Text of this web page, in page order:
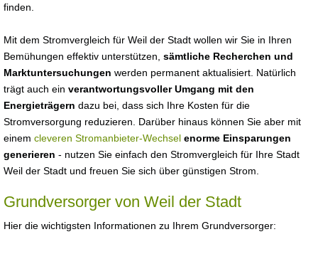
finden.
Mit dem Stromvergleich für Weil der Stadt wollen wir Sie in Ihren
Bemühungen effektiv unterstützen, sämtliche Recherchen und
Marktuntersuchungen werden permanent aktualisiert. Natürlich
trägt auch ein verantwortungsvoller Umgang mit den
Energieträgern dazu bei, dass sich Ihre Kosten für die
Stromversorgung reduzieren. Darüber hinaus können Sie aber mit
einem cleveren Stromanbieter-Wechsel enorme Einsparungen
generieren - nutzen Sie einfach den Stromvergleich für Ihre Stadt
Weil der Stadt und freuen Sie sich über günstigen Strom.
Grundversorger von Weil der Stadt
Hier die wichtigsten Informationen zu Ihrem Grundversorger: